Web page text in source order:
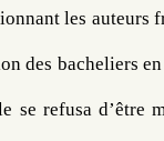
les auteurs
des bacheliers
se refusa d’être